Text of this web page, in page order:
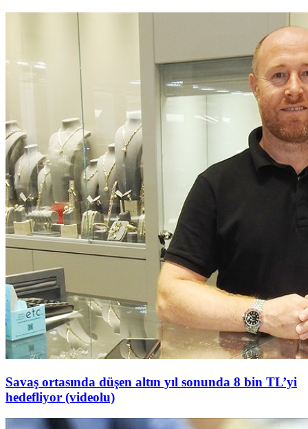
Savaş ortasında düşen altın yıl sonunda 8 bin TL’yi
hedefliyor (videolu)